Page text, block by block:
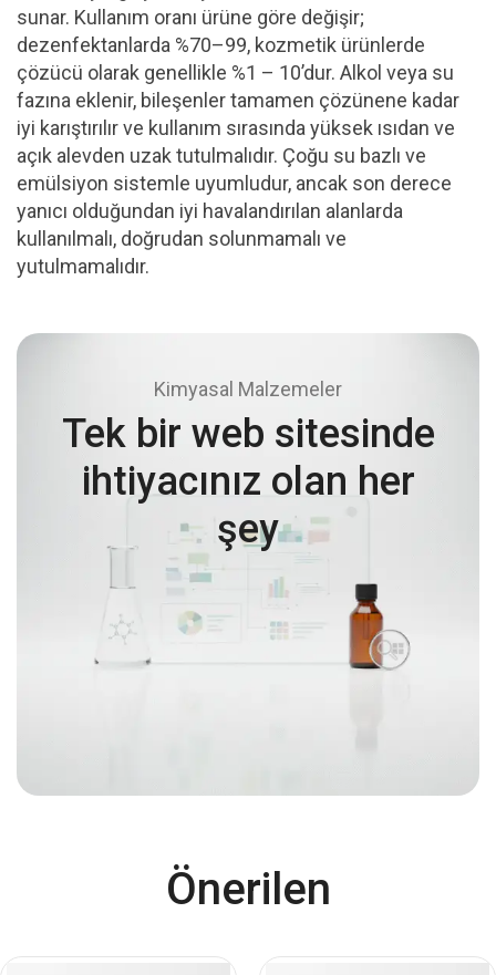
sunar. Kullanım oranı ürüne göre değişir;
dezenfektanlarda %70–99, kozmetik ürünlerde
çözücü olarak genellikle %1 – 10’dur. Alkol veya su
fazına eklenir, bileşenler tamamen çözünene kadar
iyi karıştırılır ve kullanım sırasında yüksek ısıdan ve
açık alevden uzak tutulmalıdır. Çoğu su bazlı ve
emülsiyon sistemle uyumludur, ancak son derece
yanıcı olduğundan iyi havalandırılan alanlarda
kullanılmalı, doğrudan solunmamalı ve
yutulmamalıdır.
Kimyasal Malzemeler
Tek bir web sitesinde
ihtiyacınız olan her
şey
Önerilen